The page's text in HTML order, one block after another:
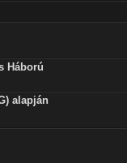
Háború
alapján